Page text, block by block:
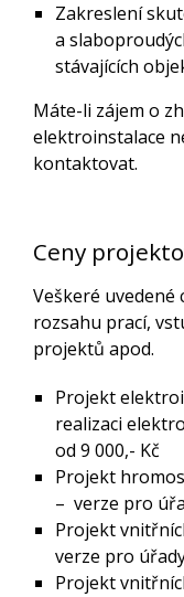
Zakreslení
a
stávajících
Máte-li zájem o
elektroinstalace
kontaktovat.
Ceny
Veškeré uvedené
rozsahu prací,
projektů apod.
Projekt
realizaci
od 9 000,- Kč
Projekt
– verze pro
Projekt
verze pro
Projekt